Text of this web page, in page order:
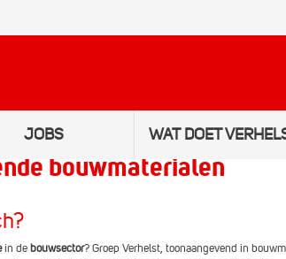
JOBS WAT DOET
bouwmaterialen
in de bouwsector? Groep Verhelst, toonaangevend in